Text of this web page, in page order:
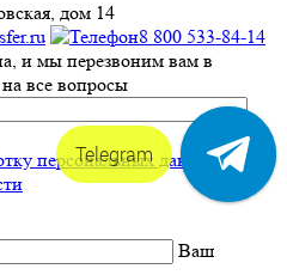
дом 14
8 800 533-84-14
и мы перезвоним вам в
все вопросы
персональных данных.
Ваш
Telegram